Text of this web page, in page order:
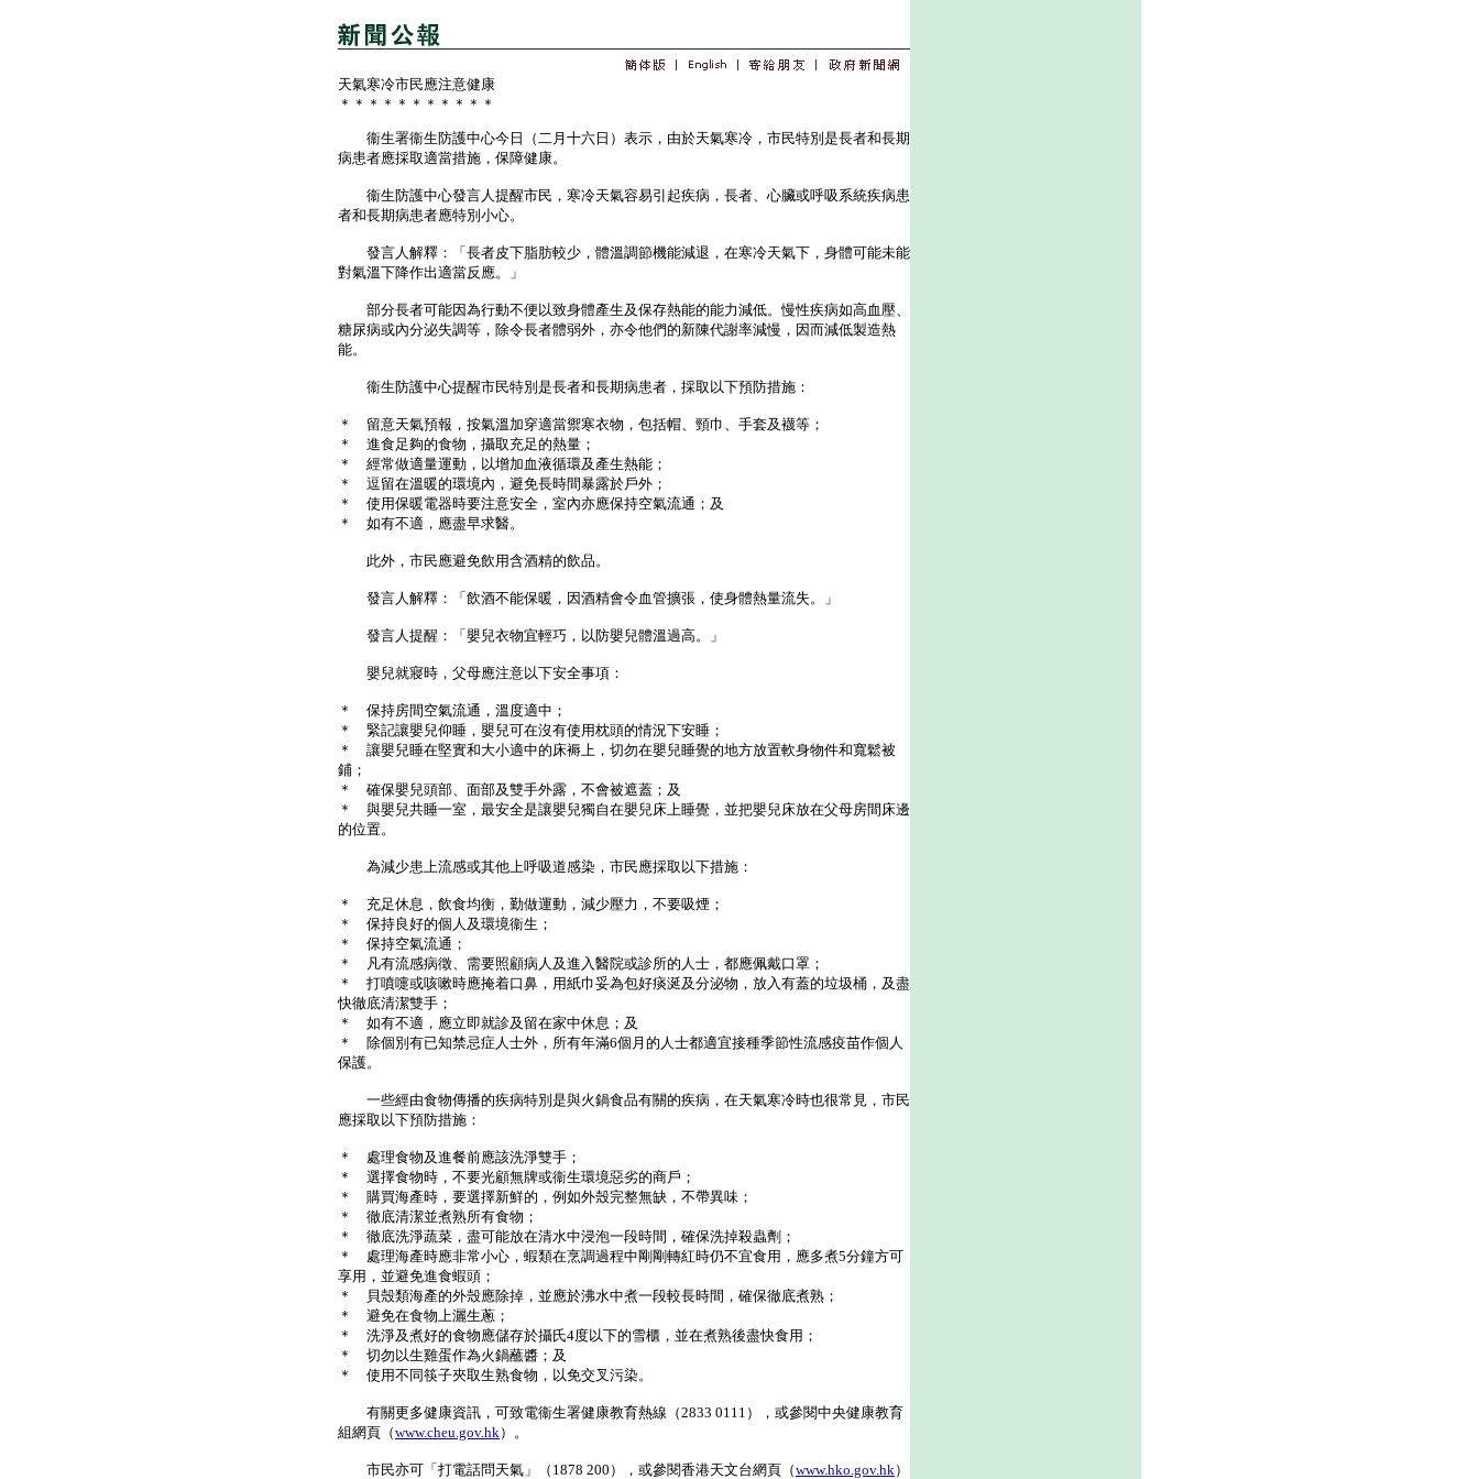
天氣寒冷市民應注意健康
＊＊＊＊＊＊＊＊＊＊＊
衞生署衞生防護中心今日（二月十六日）表示，由於天氣寒冷，市民特別是長者和長期
病患者應採取適當措施，保障健康。
衞生防護中心發言人提醒市民，寒冷天氣容易引起疾病，長者、心臟或呼吸系統疾病患
者和長期病患者應特別小心。
發言人解釋：「長者皮下脂肪較少，體溫調節機能減退，在寒冷天氣下，身體可能未能
對氣溫下降作出適當反應。」
部分長者可能因為行動不便以致身體產生及保存熱能的能力減低。慢性疾病如高血壓、
糖尿病或內分泌失調等，除令長者體弱外，亦令他們的新陳代謝率減慢，因而減低製造熱
能。
衞生防護中心提醒市民特別是長者和長期病患者，採取以下預防措施：
＊ 留意天氣預報，按氣溫加穿適當禦寒衣物，包括帽、頸巾、手套及襪等；
＊ 進食足夠的食物，攝取充足的熱量；
＊ 經常做適量運動，以增加血液循環及產生熱能；
＊ 逗留在溫暖的環境內，避免長時間暴露於戶外；
＊ 使用保暖電器時要注意安全，室內亦應保持空氣流通；及
＊ 如有不適，應盡早求醫。
此外，市民應避免飲用含酒精的飲品。
發言人解釋：「飲酒不能保暖，因酒精會令血管擴張，使身體熱量流失。」
發言人提醒：「嬰兒衣物宜輕巧，以防嬰兒體溫過高。」
嬰兒就寢時，父母應注意以下安全事項：
＊ 保持房間空氣流通，溫度適中；
＊ 緊記讓嬰兒仰睡，嬰兒可在沒有使用枕頭的情況下安睡；
＊ 讓嬰兒睡在堅實和大小適中的床褥上，切勿在嬰兒睡覺的地方放置軟身物件和寬鬆被
鋪；
＊ 確保嬰兒頭部、面部及雙手外露，不會被遮蓋；及
＊ 與嬰兒共睡一室，最安全是讓嬰兒獨自在嬰兒床上睡覺，並把嬰兒床放在父母房間床邊
的位置。
為減少患上流感或其他上呼吸道感染，市民應採取以下措施：
＊ 充足休息，飲食均衡，勤做運動，減少壓力，不要吸煙；
＊ 保持良好的個人及環境衞生；
＊ 保持空氣流通；
＊ 凡有流感病徵、需要照顧病人及進入醫院或診所的人士，都應佩戴口罩；
＊ 打噴嚏或咳嗽時應掩着口鼻，用紙巾妥為包好痰涎及分泌物，放入有蓋的垃圾桶，及盡
快徹底清潔雙手；
＊ 如有不適，應立即就診及留在家中休息；及
＊ 除個別有已知禁忌症人士外，所有年滿6個月的人士都適宜接種季節性流感疫苗作個人
保護。
一些經由食物傳播的疾病特別是與火鍋食品有關的疾病，在天氣寒冷時也很常見，市民
應採取以下預防措施：
＊ 處理食物及進餐前應該洗淨雙手；
＊ 選擇食物時，不要光顧無牌或衞生環境惡劣的商戶；
＊ 購買海產時，要選擇新鮮的，例如外殼完整無缺，不帶異味；
＊ 徹底清潔並煮熟所有食物；
＊ 徹底洗淨蔬菜，盡可能放在清水中浸泡一段時間，確保洗掉殺蟲劑；
＊ 處理海產時應非常小心，蝦類在烹調過程中剛剛轉紅時仍不宜食用，應多煮5分鐘方可
享用，並避免進食蝦頭；
＊ 貝殼類海產的外殼應除掉，並應於沸水中煮一段較長時間，確保徹底煮熟；
＊ 避免在食物上灑生蔥；
＊ 洗淨及煮好的食物應儲存於攝氏4度以下的雪櫃，並在煮熟後盡快食用；
＊ 切勿以生雞蛋作為火鍋蘸醬；及
＊ 使用不同筷子夾取生熟食物，以免交叉污染。
有關更多健康資訊，可致電衞生署健康教育熱線（2833 0111），或參閱中央健康教育
組網頁（www.cheu.gov.hk）。
市民亦可「打電話問天氣」（1878 200），或參閱香港天文台網頁（www.hko.gov.hk）